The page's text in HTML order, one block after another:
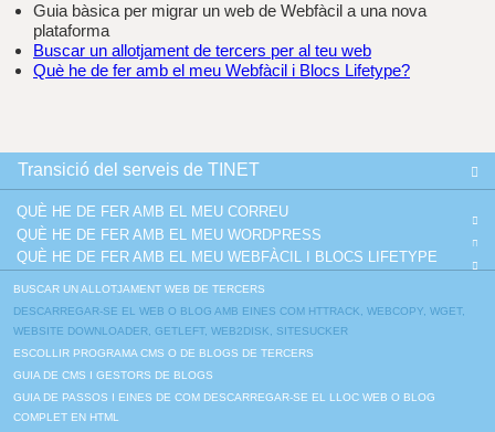
Guia bàsica per migrar un web de Webfàcil a una nova
plataforma
Buscar un allotjament de tercers per al teu web
Què he de fer amb el meu Webfàcil i Blocs Lifetype?
Transició del serveis de TINET
QUÈ HE DE FER AMB EL MEU CORREU
QUÈ HE DE FER AMB EL MEU WORDPRESS
QUÈ HE DE FER AMB EL MEU WEBFÀCIL I BLOCS LIFETYPE
BUSCAR UN ALLOTJAMENT WEB DE TERCERS
DESCARREGAR-SE EL WEB O BLOG AMB EINES COM HTTRACK, WEBCOPY, WGET,
WEBSITE DOWNLOADER, GETLEFT, WEB2DISK, SITESUCKER
ESCOLLIR PROGRAMA CMS O DE BLOGS DE TERCERS
GUIA DE CMS I GESTORS DE BLOGS
GUIA DE PASSOS I EINES DE COM DESCARREGAR-SE EL LLOC WEB O BLOG
COMPLET EN HTML